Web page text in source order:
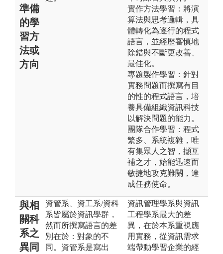
準備
的學
習方
法或
方向
實作方法學習：將演
算法與思考邏輯，具
體轉化為逐行的程式
語言，並經歷審慎地
除錯與不斷更改善、
最佳化。
專題製作學習：針對
實務問題而撰寫有目
的性的程式語言，培
養具備組織資訊科技
以解決問題的能力。
團隊合作學習：程式
繁多、系統複雜，唯
有集眾人之智，擷互
補之才，始能迅速而
敏捷地攻克難關，達
成任務使命。
與相
關科
系之
異同
資管系、資工系/資科
系皆屬於資訊學群，
然而所撰寫語言的差
別在於：對象的不
同。資管系是寫出
資訊管理學系與資訊
工程學系最大的差
異，在於本系重視應
用實務，從資訊需求
端帶動學習企業的經